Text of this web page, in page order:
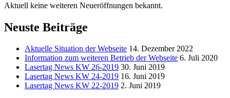
Aktuell keine weiteren Neueröffnungen bekannt.
Neuste Beiträge
Aktuelle Situation der Webseite 14. Dezember 2022
Information zum weiteren Betrieb der Webseite 6. Juli 2020
Lasertag News KW 26-2019 30. Juni 2019
Lasertag News KW 24-2019 16. Juni 2019
Lasertag News KW 22-2019 2. Juni 2019